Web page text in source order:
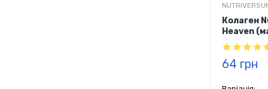
Колаген
Heaven
64 грн